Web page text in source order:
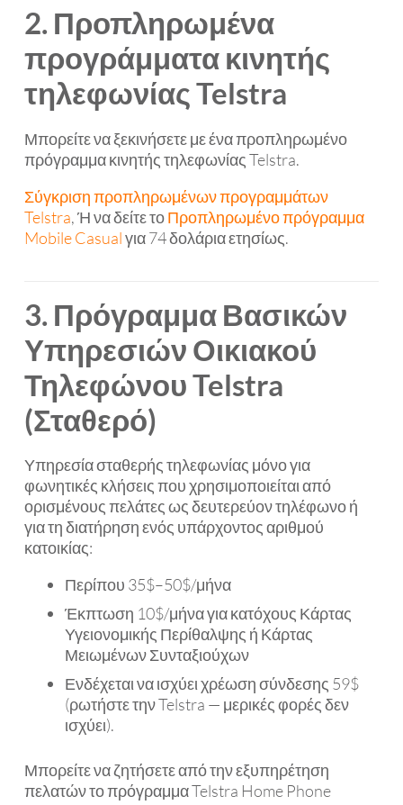
2. Προπληρωμένα
προγράμματα κινητής
τηλεφωνίας Telstra
Μπορείτε να ξεκινήσετε με ένα προπληρωμένο
πρόγραμμα κινητής τηλεφωνίας Telstra.
Σύγκριση προπληρωμένων προγραμμάτων
Telstra, Ή να δείτε τοΠροπληρωμένο πρόγραμμα
Mobile Casualγια 74 δολάρια ετησίως.
3. Πρόγραμμα Βασικών
Υπηρεσιών Οικιακού
Τηλεφώνου Telstra
(Σταθερό)
Υπηρεσία σταθερής τηλεφωνίας μόνο για
φωνητικές κλήσεις που χρησιμοποιείται από
ορισμένους πελάτες ως δευτερεύον τηλέφωνο ή
για τη διατήρηση ενός υπάρχοντος αριθμού
κατοικίας:
Περίπου 35$–50$/μήνα
Έκπτωση 10$/μήνα για κατόχους Κάρτας
Υγειονομικής Περίθαλψης ή Κάρτας
Μειωμένων Συνταξιούχων
Ενδέχεται να ισχύει χρέωση σύνδεσης 59$
(ρωτήστε την Telstra — μερικές φορές δεν
ισχύει).
Μπορείτε να ζητήσετε από την εξυπηρέτηση
πελατών το πρόγραμμα Telstra Home Phone